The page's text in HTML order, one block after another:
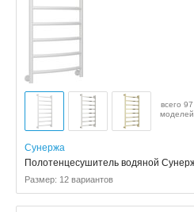
всего 97
моделей
Сунержа
Полотенцесушитель водяной
Размер: 12 вариантов